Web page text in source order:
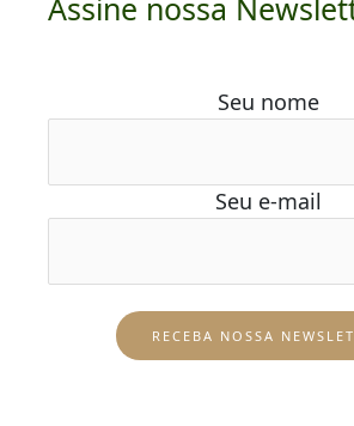
Seu nome
Seu e-mail